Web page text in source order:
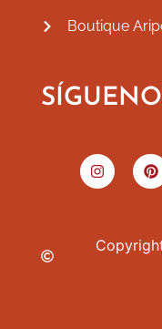
Boutique